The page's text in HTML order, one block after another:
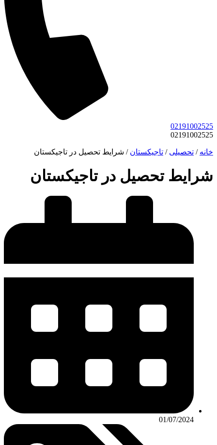
02191002525
02191002525
خانه / تحصیلی / تاجیکستان / شرایط تحصیل در تاجیکستان
شرایط تحصیل در تاجیکستان
01/07/2024